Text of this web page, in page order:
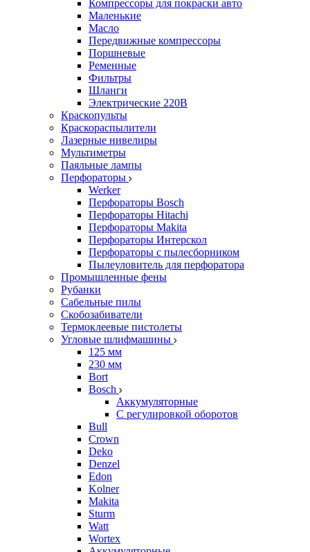
Компрессоры для покраски авто
Маленькие
Масло
Передвижные компрессоры
Поршневые
Ременные
Фильтры
Шланги
Электрические 220В
Краскопульты
Краскораспылители
Лазерные нивелиры
Мультиметры
Паяльные лампы
Перфораторы
Werker
Перфораторы Bosch
Перфораторы Hitachi
Перфораторы Makita
Перфораторы Интерскол
Перфораторы с пылесборником
Пылеуловитель для перфоратора
Промышленные фены
Рубанки
Сабельные пилы
Скобозабиватели
Термоклеевые пистолеты
Угловые шлифмашины
125 мм
230 мм
Bort
Bosch
Аккумуляторные
С регулировкой оборотов
Bull
Crown
Deko
Denzel
Edon
Kolner
Makita
Sturm
Watt
Wortex